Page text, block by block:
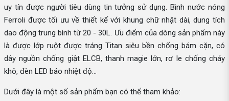
uy tín được người tiêu dùng tin tưởng sử dụng. Bình nước nóng
Ferroli được tối ưu về thiết kế với khung chữ nhật dài, dung tích
dao động trung bình từ 20 - 30L. Ưu điểm của dòng sản phẩm này
là được lớp ruột được tráng Titan siêu bền chống bám cặn, có
dây nguồn chống giật ELCB, thanh magie lớn, rơ le chống cháy
khô, đèn LED báo nhiệt độ…
Dưới đây là một số sản phẩm bạn có thể tham khảo: